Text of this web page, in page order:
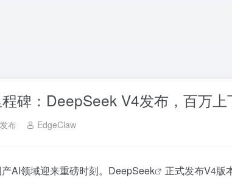
碑：DeepSeek V4发布，百万
布 EdgeClaw
AI领域迎来重磅时刻。 DeepSeek
正式发布V4版